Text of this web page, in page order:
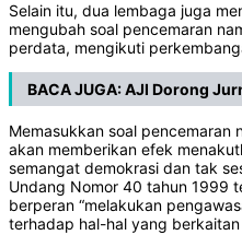
Selain itu, dua lembaga juga
mengubah soal pencemaran
perdata, mengikuti
BACA JUGA:AJI Dorong
Memasukkan soal pencemaran
akan memberikan efek
semangat demokrasi dan tak
Undang Nomor 40 tahun 1999
berperan “melakukan
terhadap hal-hal yang